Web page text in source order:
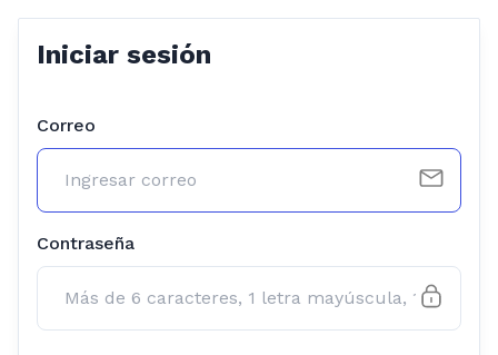
Iniciar sesión
Correo
Contraseña